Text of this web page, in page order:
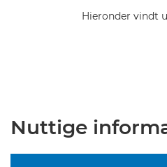
Hieronder vindt
Nuttige